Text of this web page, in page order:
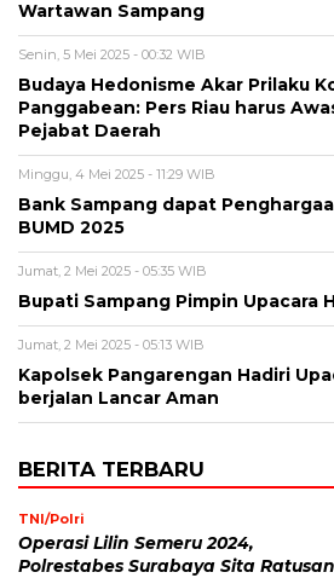
Wartawan Sampang
Senin, 5 Mei 2025 - 00:32 WIB
Budaya Hedonisme Akar Prilaku
Panggabean: Pers Riau harus
Pejabat Daerah
Minggu, 4 Mei 2025 - 11:29 WIB
Bank Sampang dapat
BUMD 2025
Jumat, 2 Mei 2025 - 05:35 WIB
Bupati Sampang Pimpin Upacara
Jumat, 2 Mei 2025 - 05:13 WIB
Kapolsek Pangarengan Hadiri
berjaIan Lancar Aman
BERITA TERBARU
TNI/Polri
Operasi Lilin Semeru 2024,
Polrestabes Surabaya Sita Ratusan